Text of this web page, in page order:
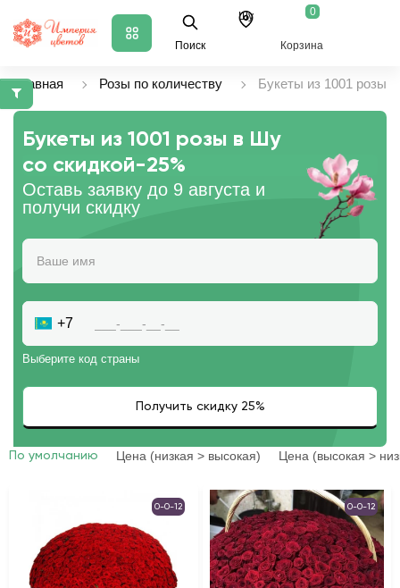
Поиск
Шу 0
Корзина
Главная Розы по количеству Букеты из 1001 розы
Букеты из 1001 розы в Шу
со скидкой-25%
Оставь заявку до 9 августа и
получи скидку
+7
Выберите код страны
По умолчанию Цена (низкая > высокая) Цена (высокая >
0-0-12 0-0-12